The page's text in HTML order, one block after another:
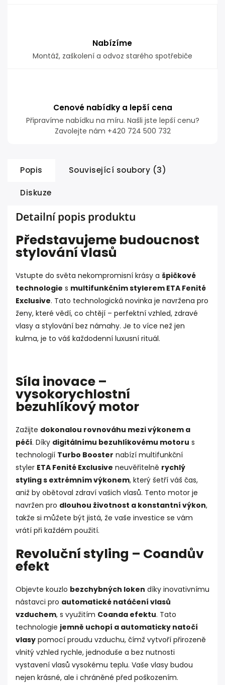
Nabízíme
Montáž, zaškolení a odvoz starého spotřebiče
Cenové nabídky a lepší cena
Připravíme nabídku na míru. Našli jste lepší cenu?
Zavolejte nám +420 724 500 732
Popis Související soubory (3)
Diskuze
Detailní popis produktu
Představujeme budoucnost
stylování vlasů
Vstupte do světa nekompromisní krásy a špičkové
technologie s multifunkčním stylerem ETA Fenité
Exclusive. Tato technologická novinka je navržena pro
ženy, které vědí, co chtějí – perfektní vzhled, zdravé
vlasy a stylování bez námahy. Je to více než jen
kulma, je to váš každodenní luxusní rituál.
Síla inovace –
vysokorychlostní
bezuhlíkový motor
Zažijte dokonalou rovnováhu mezi výkonem a
péčí. Díky digitálnímu bezuhlíkovému motoru s
technologií Turbo Booster nabízí multifunkční
styler ETA Fenité Exclusive neuvěřitelně rychlý
styling s extrémním výkonem, který šetří váš čas,
aniž by obětoval zdraví vašich vlasů. Tento motor je
navržen pro dlouhou životnost a konstantní výkon,
takže si můžete být jistá, že vaše investice se vám
vrátí při každém použití.
Revoluční styling – Coandův
efekt
Objevte kouzlo bezchybných loken díky inovativnímu
nástavci pro automatické natáčení vlasů
vzduchem, s využitím Coanda efektu. Tato
technologie jemně uchopí a automaticky natočí
vlasy pomocí proudu vzduchu, čímž vytvoří přirozeně
vlnitý vzhled rychle, jednoduše a bez nutnosti
vystavení vlasů vysokému teplu. Vaše vlasy budou
nejen krásné, ale i chráněné před poškozením.